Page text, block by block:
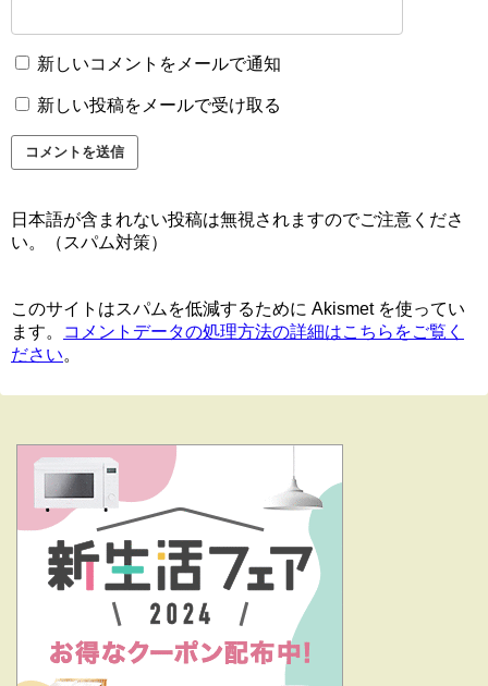
新しいコメントをメールで通知
新しい投稿をメールで受け取る
日本語が含まれない投稿は無視されますのでご注意くださ
い。（スパム対策）
このサイトはスパムを低減するために Akismet を使ってい
ます。
コメントデータの処理方法の詳細はこちらをご覧く
ださい。